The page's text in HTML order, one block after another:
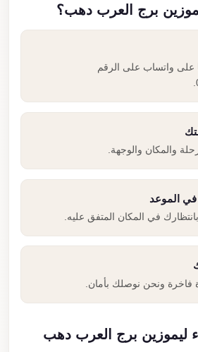
برج العرب دهب؟
واتساب على الرقم
والمكان والوجهة.
الموعد
في المكان المتفق عليه.
ونحن نوصلك بأمان.
ليموزين برج العرب دهب